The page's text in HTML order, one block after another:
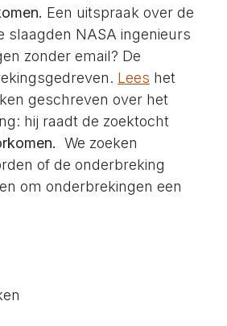
Een uitspraak over de
slaagden NASA ingenieurs
zonder email? De
Lees het
geschreven over het
hij raadt de zoektocht
We zoeken
of de onderbreking
om onderbrekingen een